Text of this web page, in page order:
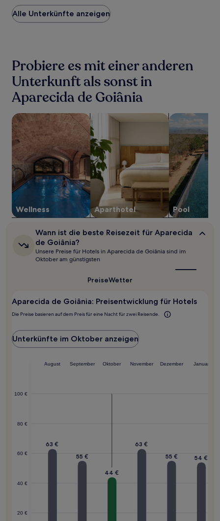
Preis
pro
Nacht,
24 Stunden
für
einen
Aufenthalt
mit
1 Übernachtung
von
2 Erwachsenen
gefunden
wurde.
Preise
und
Verfügbarkeiten
können
sich
Es
können
Bedingungen
gelten.
Alle Unterkünfte anzeigen
Probiere es mit einer anderen
Unterkunft als sonst in
Aparecida de Goiânia
Wellness
Suche nach Unterkünften mit Wellness vor Ort
Aparthotel
Suche nach Aparthotels
Pool
Suche nach
Wann
ist
die
beste
Reisezeit
Wann ist die beste Reisezeit für Aparecida
de Goiânia?
Unsere Preise für Hotels in Aparecida de Goiânia sind im
Oktober am günstigsten
PreiseWetter
Aparecida de Goiânia: Preisentwicklung für Hotels
Die Preise basieren auf dem Preis für eine Nacht für zwei Reisende.
Unterkünfte im Oktober anzeigen
20 €
40 €
60 €
80 €
100 €
August September Oktober November Dezember Januar
63 €
55 €
44 €
63 €
55 €
54 €